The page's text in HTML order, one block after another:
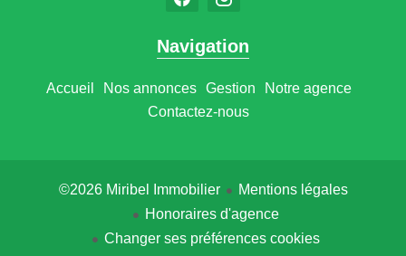
Navigation
Accueil Nos annonces Gestion
Notre agence
Contactez-nous
©2026 Miribel Immobilier
Mentions légales
Honoraires d'agence
Changer ses préférences cookies